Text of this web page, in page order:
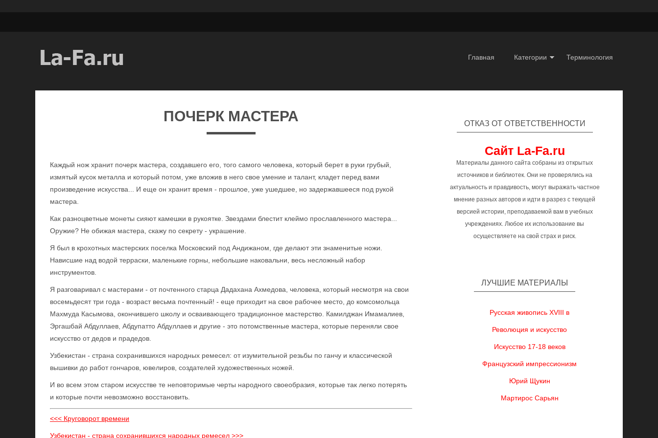
Главная Категории Терминология
ПОЧЕРК МАСТЕРА
Каждый нож хранит почерк мастера, создавшего его, того самого человека, который берет в руки грубый,
измятый кусок металла и который потом, уже вложив в него свое умение и талант, кладет перед вами
произведение искусства... И еще он хранит время - прошлое, уже ушедшее, но задержавшееся под рукой
мастера.
Как разноцветные монеты сияют камешки в рукоятке. Звездами блестит клеймо прославленного мастера...
Оружие? Не обижая мастера, скажу по секрету - украшение.
Я был в крохотных мастерских поселка Московский под Андижаном, где делают эти знаменитые ножи.
Нависшие над водой терраски, маленькие горны, небольшие наковальни, весь несложный набор
инструментов.
Я разговаривал с мастерами - от почтенного старца Дадахана Ахмедова, человека, который несмотря на свои
восемьдесят три года - возраст весьма почтенный! - еще приходит на свое рабочее место, до комсомольца
Махмуда Касымова, окончившего школу и осваивающего традиционное мастерство. Камилджан Имамалиев,
Эргашбай Абдуллаев, Абдупатто Абдуллаев и другие - это потомственные мастера, которые переняли свое
искусство от дедов и прадедов.
Узбекистан - страна сохранившихся народных ремесел: от изумительной резьбы по ганчу и классической
вышивки до работ гончаров, ювелиров, создателей художественных ножей.
И во всем этом старом искусстве те неповторимые черты народного своеобразия, которые так легко потерять
и которые почти невозможно восстановить.
<<< Круговорот времени
Узбекистан - страна сохранившихся народных ремесел >>>
ОТКАЗ ОТ ОТВЕТСТВЕННОСТИ
Сайт La-Fa.ru
Материалы данного сайта собраны из открытых
источников и библиотек. Они не проверялись на
актуальность и правдивость, могут выражать частное
мнение разных авторов и идти в разрез с текущей
версией истории, преподаваемой вам в учебных
учреждениях. Любое их использование вы
осуществляете на свой страх и риск.
ЛУЧШИЕ МАТЕРИАЛЫ
Русская живопись XVIII в
Революция и искусство
Искусство 17-18 веков
Французский импрессионизм
Юрий Щукин
Мартирос Сарьян